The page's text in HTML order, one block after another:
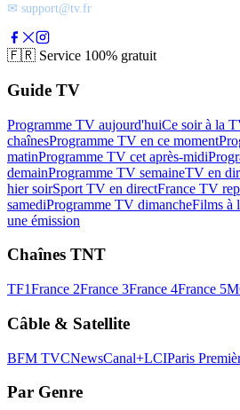
✉ support@tv.fr
🇫🇷 Service 100% gratuit
Guide TV
Programme TV aujourd'huiCe soir à la
chaînesProgramme TV en ce moment
matinProgramme TV cet après-midi
demainProgramme TV semaineTV en
hier soirSport TV en directFrance TV
samediProgramme TV dimancheFilms à
une émission
Chaînes TNT
TF1France 2France 3France 4France 5
Câble & Satellite
BFM TVCNewsCanal+LCIParis
Par Genre